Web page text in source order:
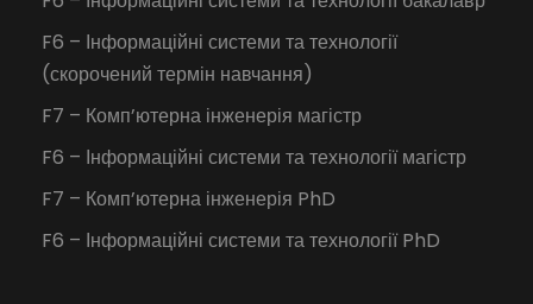
F6 – Інформаційні системи та технології
(скорочений термін навчання)
F7 – Комп’ютерна інженерія магістр
F6 – Інформаційні системи та технології магістр
F7 – Комп’ютерна інженерія PhD
F6 – Інформаційні системи та технології PhD